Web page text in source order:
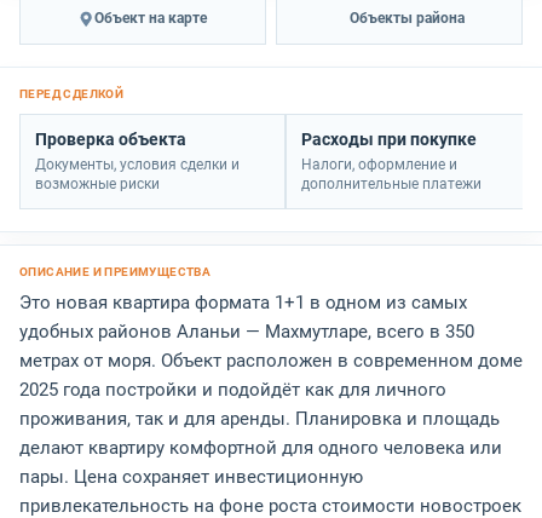
Объект на карте Объекты района
Проверка объекта
Документы, условия сделки и
возможные риски
Расходы при покупке
Налоги, оформление и
дополнительные платежи
Это новая квартира формата 1+1 в одном из самых
удобных районов Аланьи — Махмутларе, всего в 350
метрах от моря. Объект расположен в современном доме
2025 года постройки и подойдёт как для личного
проживания, так и для аренды. Планировка и площадь
делают квартиру комфортной для одного человека или
пары. Цена сохраняет инвестиционную
привлекательность на фоне роста стоимости новостроек